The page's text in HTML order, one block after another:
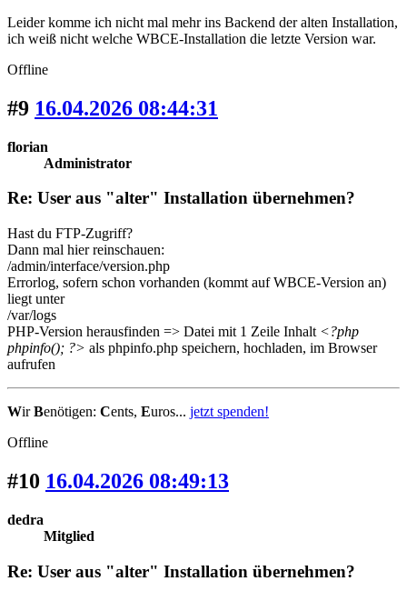
Leider komme ich nicht mal mehr ins Backend der alten Installation,
ich weiß nicht welche WBCE-Installation die letzte Version war.
Offline
#9 16.04.2026 08:44:31
florian
Administrator
Re: User aus "alter" Installation übernehmen?
Hast du FTP-Zugriff?
Dann mal hier reinschauen:
/admin/interface/version.php
Errorlog, sofern schon vorhanden (kommt auf WBCE-Version an)
liegt unter
/var/logs
PHP-Version herausfinden => Datei mit 1 Zeile Inhalt <?php
phpinfo(); ?> als phpinfo.php speichern, hochladen, im Browser
aufrufen
WirBenötigen: Cents, Euros... jetzt spenden!
Offline
#10 16.04.2026 08:49:13
dedra
Mitglied
Re: User aus "alter" Installation übernehmen?